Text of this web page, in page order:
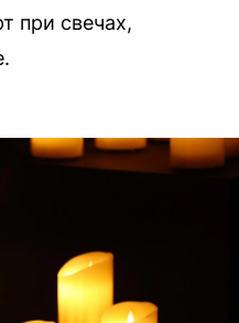
при свечах,